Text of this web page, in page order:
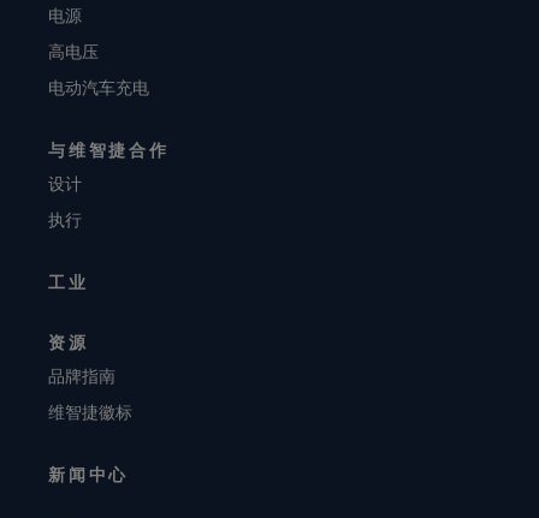
电源
高电压
电动汽车充电
与维智捷合作
设计
执行
工业
资源
品牌指南
维智捷徽标
新闻中心